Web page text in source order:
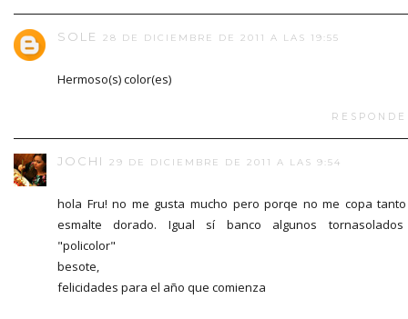
SOLE 28 DE DICIEMBRE DE 2011 A LAS 19:55
Hermoso(s) color(es)
JOCHI 29 DE DICIEMBRE DE 2011 A LAS 9:54
hola Fru! no me gusta mucho pero porqe no me copa
esmalte dorado. Igual sí banco algunos
"policolor"
besote,
felicidades para el año que comienza